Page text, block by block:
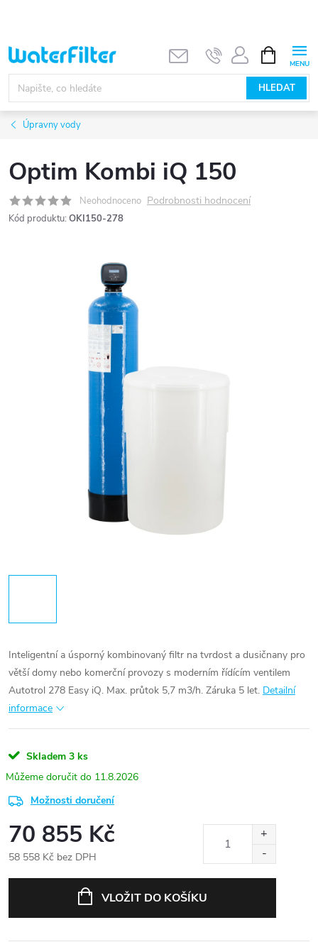
obsah
HLEDAT
NÁKUPNÍ
KOŠÍK
Úpravny vody
Optim Kombi iQ 150
Neohodnoceno Podrobnosti hodnocení
Kód produktu: OKI150-278
Inteligentní a úsporný kombinovaný filtr na tvrdost a dusičnany pro
větší domy nebo komerční provozy s moderním řídícím ventilem
Autotrol 278 Easy iQ. Max. průtok 5,7 m3/h. Záruka 5 let. Detailní
informace
Skladem 3 ks
11.8.2026
Možnosti doručení
70 855 Kč
58 558 Kč bez DPH
VLOŽIT DO KOŠÍKU